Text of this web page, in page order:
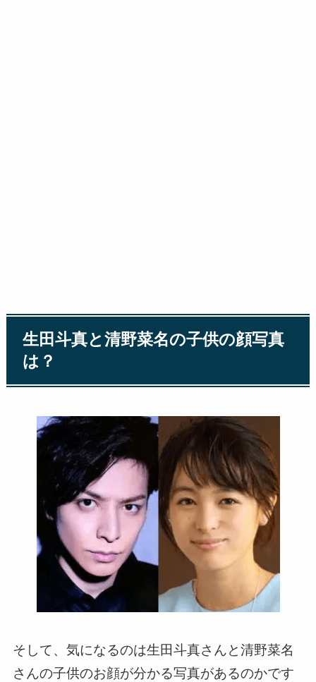
生田斗真と清野菜名の子供の顔写真
は？
そして、気になるのは生田斗真さんと清野菜名
さんの子供のお顔が分かる写真があるのかです